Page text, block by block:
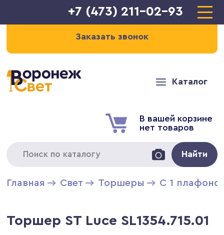
+7 (473) 211-02-93
Заказать звонок
Каталог
В вашей корзине
нет товаров
Найти
Главная Свет Торшеры С 1
Торшер ST Luce SL1354.715.01